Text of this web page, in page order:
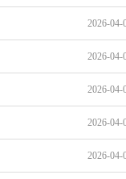
2026-04-
2026-04-
2026-04-
2026-04-
2026-04-